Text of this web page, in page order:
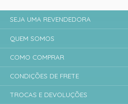
SEJA UMA REVENDEDORA
QUEM SOMOS
COMO COMPRAR
CONDIÇÕES DE FRETE
TROCAS E DEVOLUÇÕES